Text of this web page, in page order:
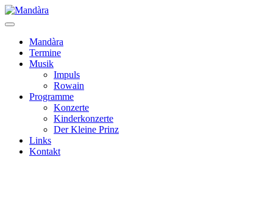
Mandàra
Termine
Musik
Impuls
Rowain
Programme
Konzerte
Kinderkonzerte
Der Kleine Prinz
Links
Kontakt